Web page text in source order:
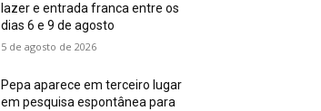
lazer e entrada franca entre os
dias 6 e 9 de agosto
5 de agosto de 2026
Pepa aparece em terceiro lugar
em pesquisa espontânea para